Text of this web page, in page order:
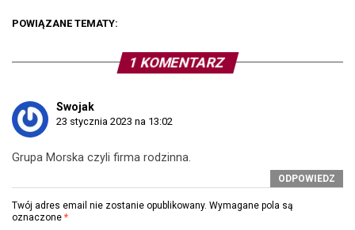
POWIĄZANE TEMATY:
1 KOMENTARZ
Swojak
23 stycznia 2023 na 13:02
Grupa Morska czyli firma rodzinna.
ODPOWIEDZ
Twój adres email nie zostanie opublikowany. Wymagane pola są
oznaczone *